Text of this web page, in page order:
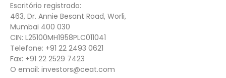
Escritório registrado:
463, Dr. Annie Besant Road, Worli,
Mumbai 400 030
CIN: L25100MH1958PLC011041
Telefone: +91 22 2493 0621
Fax: +91 22 2529 7423
O email: investors@ceat.com